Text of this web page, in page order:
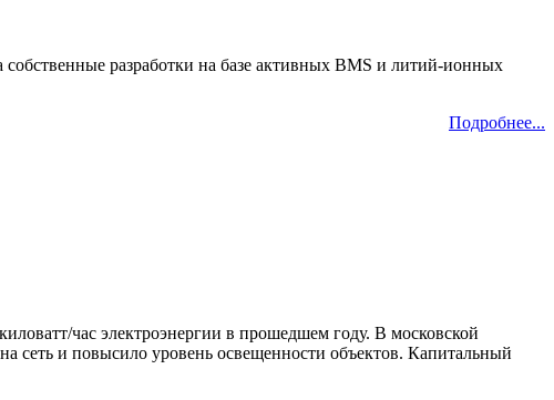
разработки на базе активных BMS и литий-ионных
Подробнее...
час электроэнергии в прошедшем году. В московской
сеть и повысило уровень освещенности объектов. Капитальный